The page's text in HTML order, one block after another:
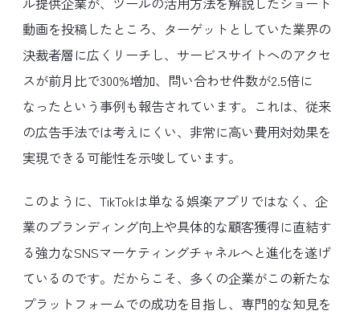
動画を投稿したところ、ターゲットとしていた業界の
決裁者層に広くリーチし、サービスサイトへのアクセ
スが前月比で300%増加、問い合わせ件数が2.5倍に
なったという事例も報告されています。これは、従来
の広告手法では考えにくい、非常に高い費用対効果を
実現できる可能性を示唆しています。
このように、TikTokは単なる娯楽アプリではなく、企
業のブランディング向上や具体的な顧客獲得に直結す
る強力なSNSマーケティングチャネルへと進化を遂げ
ているのです。だからこそ、多くの企業がこの新たな
プラットフォームでの成功を目指し、専門的な知見を